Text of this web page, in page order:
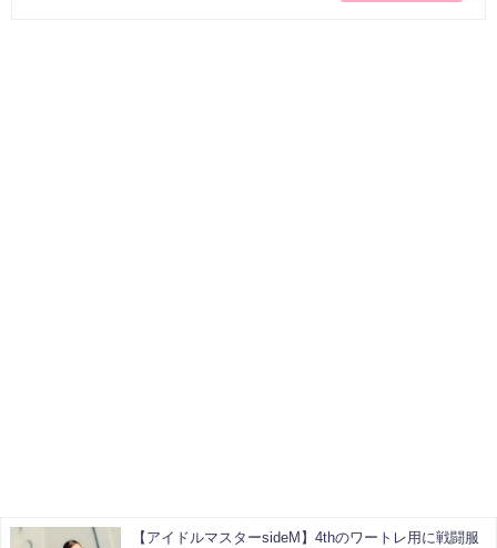
【アイドルマスターsideM】4thのワートレ用に戦闘服